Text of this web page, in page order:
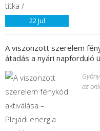
22Jul
A viszonzott szerelem
átadás a nyári napforduló
az